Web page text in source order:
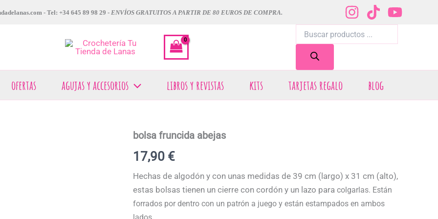
- Tel: +34 645 89 98 29 -ENVÍOS GRATUITOS A PARTIR DE 80 EUROS DE COMPRA.
ofertas agujas y accesorios libros y revistas kits tarjetas regalo blog
bolsa fruncida abejas
17,90 €
Hechas de algodón y con unas medidas de 39 cm (largo) x 31 cm (alto),
estas bolsas tienen un cierre con cordón y un lazo para colgarlas. Están
forrados por dentro con un patrón a juego y están estampados en ambos